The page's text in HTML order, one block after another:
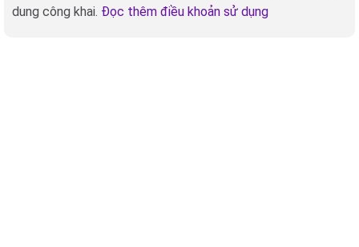
dung công khai. Đọc thêm điều khoản sử dụng